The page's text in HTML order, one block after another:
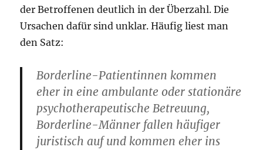
der Betroffenen deutlich in der Überzahl. Die
Ursachen dafür sind unklar. Häufig liest man
den Satz:
Borderline-Patientinnen kommen
eher in eine ambulante oder stationäre
psychotherapeutische Betreuung,
Borderline-Männer fallen häufiger
juristisch auf und kommen eher ins